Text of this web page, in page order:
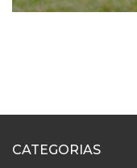
CATEGORIAS